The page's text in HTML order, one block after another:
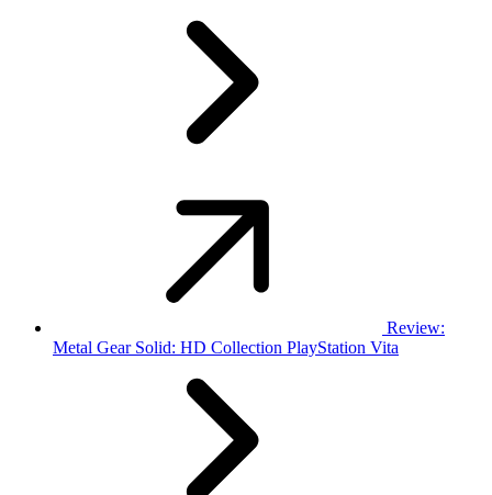
Review:
Metal Gear Solid: HD Collection PlayStation Vita